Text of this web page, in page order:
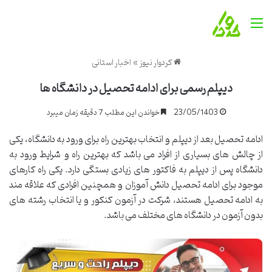
منو
کردوار نیوز»اخبار استانی
دیپلم رسمی برای ادامه تحصیل در دانشگاه ها
23/05/1403 خواندن این مطلب 7 دقیقه زمان میبرد
ادامه تحصیل بعد از دیپلم و انتخاب بهترین راه برای ورود به دانشگاه، یکی
از چالش های بسیاری از افراد می باشد که بهترین راه و شرایط ورود به
دانشگاه پس از دیپلم به فاکتور های زیادی بستگی دارد. یکی راه کارهای
موجود برای ادامه تحصیل دانش آموزان و همچنین افرادی که علاقه مند
به ادامه تحصیل هستند، شرکت در آزمون کنکور و یا انتخاب رشته های
بدون آزمون در دانشگاه های مختلف می باشد.